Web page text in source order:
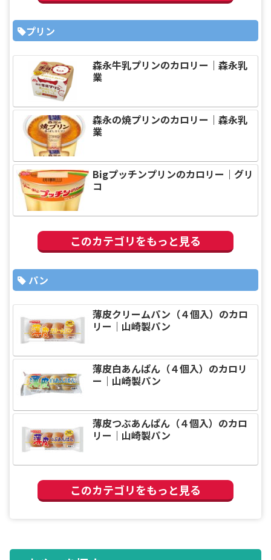
プリン
森永牛乳プリンのカロリー｜森永乳
業
森永の焼プリンのカロリー｜森永乳
業
Bigプッチンプリンのカロリー｜グリ
コ
このカテゴリをもっと見る
パン
薄皮クリームパン（４個入）のカロ
リー｜山崎製パン
薄皮白あんぱん（４個入）のカロリ
ー｜山崎製パン
薄皮つぶあんぱん（４個入）のカロ
リー｜山崎製パン
このカテゴリをもっと見る